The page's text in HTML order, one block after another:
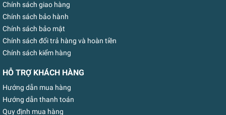
Chính sách giao hàng
Chính sách bảo hành
Chính sách bảo mật
Chính sách đổi trả hàng và hoàn tiền
Chính sách kiểm hàng
HỖ TRỢ KHÁCH HÀNG
Hướng dẫn mua hàng
Hướng dẫn thanh toán
Quy định mua hàng